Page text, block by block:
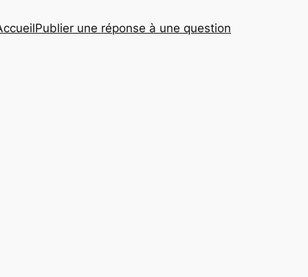
Publier une réponse à une question